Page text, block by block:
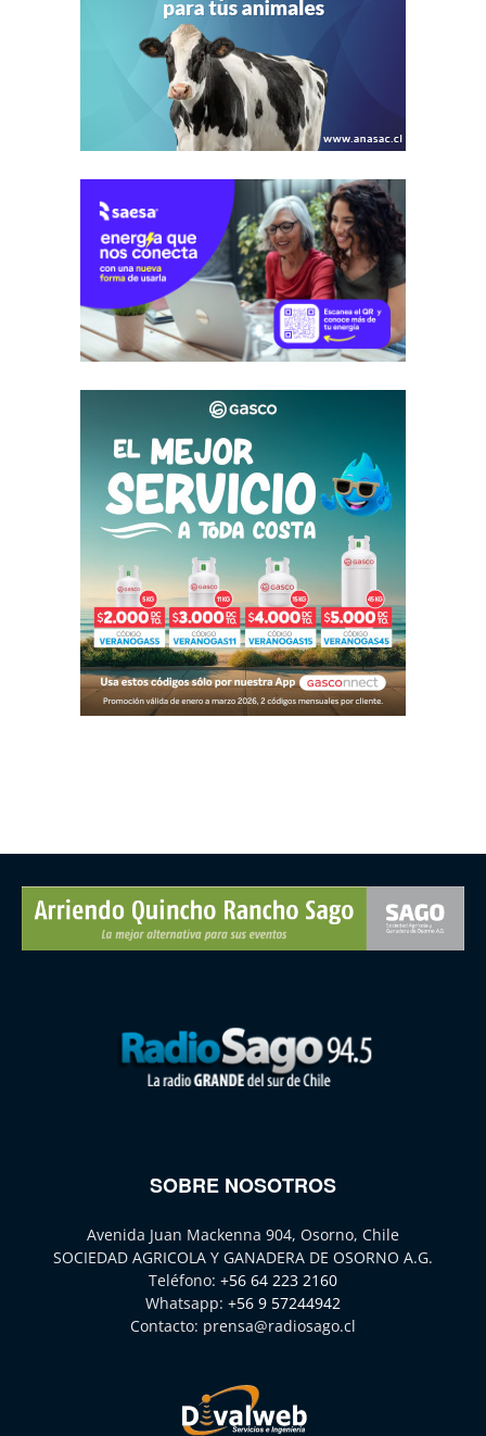
SOBRE NOSOTROS
Avenida Juan Mackenna 904, Osorno, Chile
SOCIEDAD AGRICOLA Y GANADERA DE OSORNO A.G.
Teléfono: +56 64 223 2160
Whatsapp: +56 9 57244942
Contacto: prensa@radiosago.cl